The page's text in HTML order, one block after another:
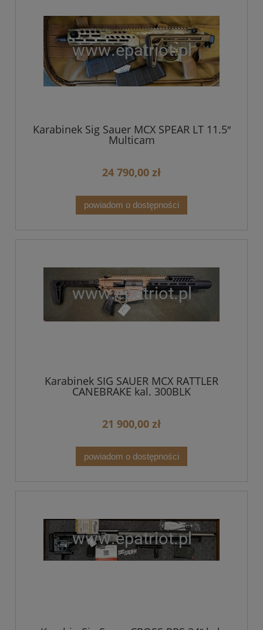
Karabinek Sig Sauer MCX SPEAR LT 11.5″
Multicam
24 790,00 zł
powiadom o dostępności
Karabinek SIG SAUER MCX RATTLER
CANEBRAKE kal. 300BLK
21 900,00 zł
powiadom o dostępności